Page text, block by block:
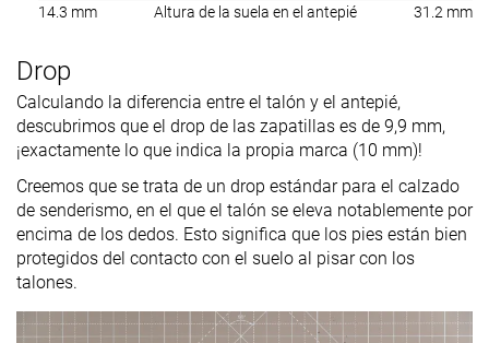
14.3 mm Altura de la suela en el antepié 31.2 mm
Drop
Calculando la diferencia entre el talón y el antepié,
descubrimos que el drop de las zapatillas es de 9,9 mm,
¡exactamente lo que indica la propia marca (10 mm)!
Creemos que se trata de un drop estándar para el calzado
de senderismo, en el que el talón se eleva notablemente por
encima de los dedos. Esto significa que los pies están bien
protegidos del contacto con el suelo al pisar con los
talones.